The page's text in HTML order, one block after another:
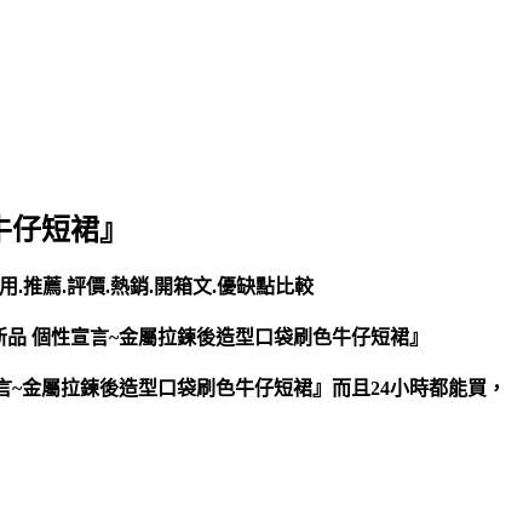
短裙』
.推薦.評價.熱銷.開箱文.優缺點比較
個性宣言~金屬拉鍊後造型口袋刷色牛仔短裙』
金屬拉鍊後造型口袋刷色牛仔短裙』而且24小時都能買，